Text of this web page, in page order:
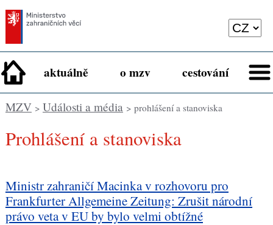
aktuálně o mzv cestování
MZV> Události a média> prohlášení a stanoviska
Prohlášení a stanoviska
Ministr zahraničí Macinka v rozhovoru pro
Frankfurter Allgemeine Zeitung: Zrušit národní
právo veta v EU by bylo velmi obtížné